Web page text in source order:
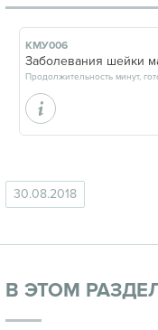
КМУ006
Заболевания шейки
30.08.2018
В ЭТОМ